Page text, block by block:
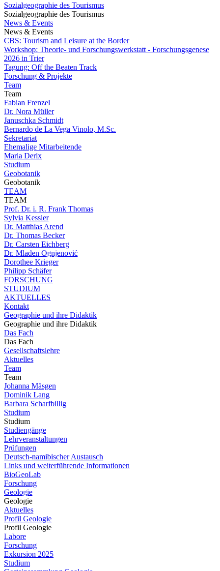
Sozialgeographie des Tourismus
Sozialgeographie des Tourismus
News & Events
News & Events
CBS: Tourism and Leisure at the Border
Workshop: Theorie- und Forschungswerkstatt - Forschungsgenese
2026 in Trier
Tagung: Off the Beaten Track
Forschung & Projekte
Team
Team
Fabian Frenzel
Dr. Nora Müller
Januschka Schmidt
Bernardo de La Vega Vinolo, M.Sc.
Sekretariat
Ehemalige Mitarbeitende
Maria Derix
Studium
Geobotanik
Geobotanik
TEAM
TEAM
Prof. Dr. i. R. Frank Thomas
Sylvia Kessler
Dr. Matthias Arend
Dr. Thomas Becker
Dr. Carsten Eichberg
Dr. Mladen Ognjenović
Dorothee Krieger
Philipp Schäfer
FORSCHUNG
STUDIUM
AKTUELLES
Kontakt
Geographie und ihre Didaktik
Geographie und ihre Didaktik
Das Fach
Das Fach
Gesellschaftslehre
Aktuelles
Team
Team
Johanna Mäsgen
Dominik Lang
Barbara Scharfbillig
Studium
Studium
Studiengänge
Lehrveranstaltungen
Prüfungen
Deutsch-namibischer Austausch
Links und weiterführende Informationen
BioGeoLab
Forschung
Geologie
Geologie
Aktuelles
Profil Geologie
Profil Geologie
Labore
Forschung
Exkursion 2025
Studium